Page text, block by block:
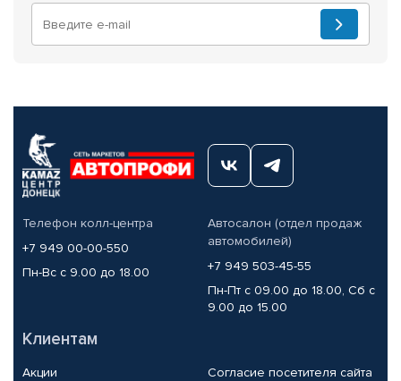
Телефон колл-центра
+7 949 00-00-550
Пн-Вс с 9.00 до 18.00
Автосалон (отдел продаж
автомобилей)
+7 949 503-45-55
Пн-Пт с 09.00 до 18.00, Сб с
9.00 до 15.00
Клиентам
Акции
Согласие посетителя сайта